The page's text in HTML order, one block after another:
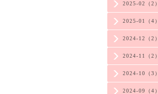
2025-02（2）
2025-01（4）
2024-12（2）
2024-11（2）
2024-10（3）
2024-09（4）